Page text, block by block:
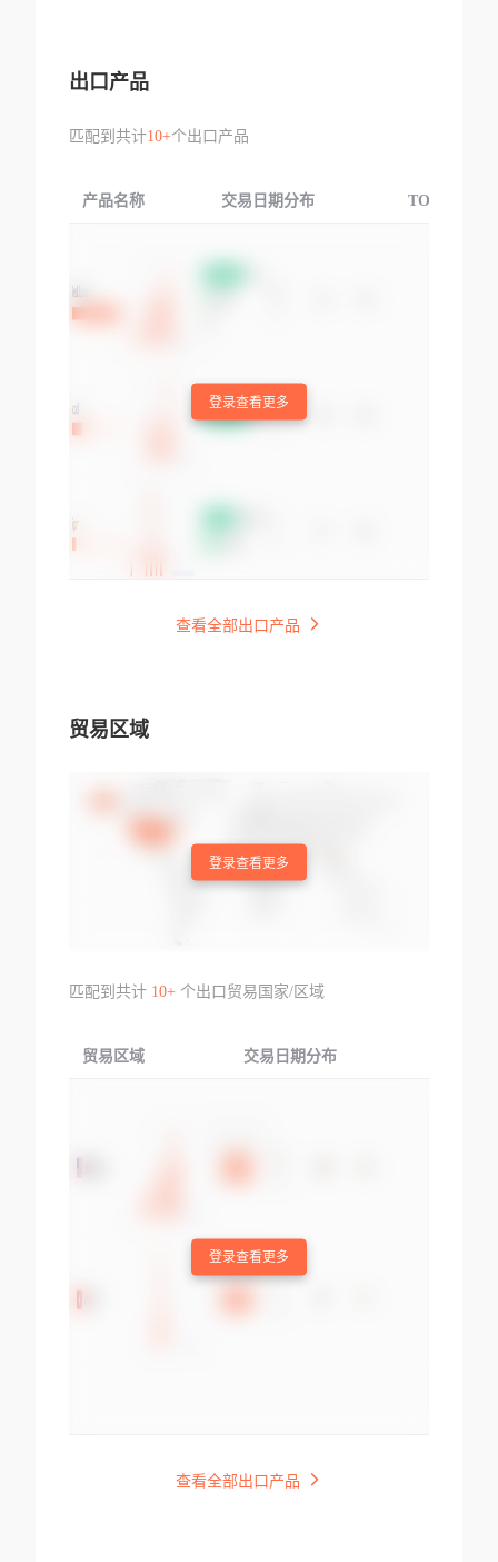
出口产品
匹配到共计10+个出口产品
产品名称 交易日期分布 TOP3交易国
登录查看更多
查看全部出口产品
贸易区域
登录查看更多
匹配到共计 10+个出口贸易国家/区域
贸易区域 交易日期分布
登录查看更多
查看全部出口产品